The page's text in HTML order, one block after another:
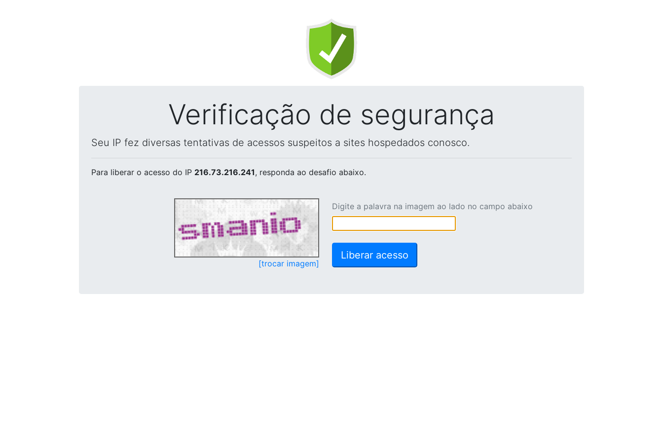
Verificação de segurança
Seu IP fez diversas tentativas de acessos suspeitos a sites hospedados conosco.
Para liberar o acesso do IP 216.73.216.241, responda ao desafio abaixo.
[trocar imagem]
Digite a palavra na imagem ao lado no campo abaixo